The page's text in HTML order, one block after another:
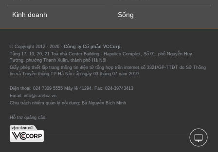
Kinh doanh Sống
© Copyright 2012 - 2026 - Công ty Cổ phần VCCorp.
Tầng 17, 19, 20, 21 Toà nhà Center Building - Hapulico Complex, Số 01, phố Nguyễn Huy
Tưởng, phường Thanh Xuân, thành phố Hà Nội
Giấy phép thiết lập trang thông tin điện tử tổng hợp trên internet số 3321/GP-TTĐT do Sở Thông
tin và Truyền thông TP Hà Nội cấp ngày 03 tháng 07 năm 2019.
Điện thoại: 024 7309 5555 Máy lẻ 41294. Fax: 024-39743413
Email: info@cafebiz.vn
Chịu trách nhiệm quản lý nội dung: Bà Nguyễn Bích Minh
Hỗ trợ quảng cáo: